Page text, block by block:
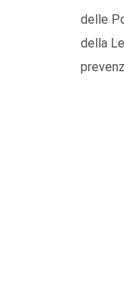
delle
della